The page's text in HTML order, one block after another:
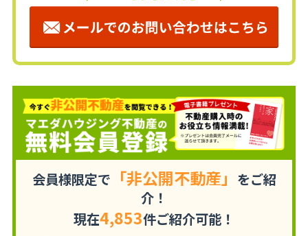
会員様限定で 「非公開不動産」 をご紹
介！
現在4,853件ご紹介可能！